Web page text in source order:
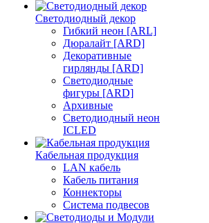
Светодиодный декор
Гибкий неон [ARL]
Дюралайт [ARD]
Декоративные
гирлянды [ARD]
Светодиодные
фигуры [ARD]
Архивные
Светодиодный неон
ICLED
Кабельная продукция
LAN кабель
Кабель питания
Коннекторы
Система подвесов